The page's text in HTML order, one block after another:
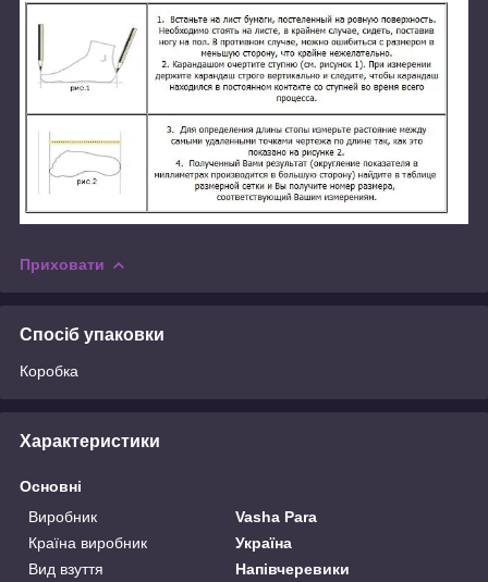
Приховати
Спосіб упаковки
Коробка
Характеристики
Основні
Виробник
Vasha Para
Країна виробник
Україна
Вид взуття
Напівчеревики